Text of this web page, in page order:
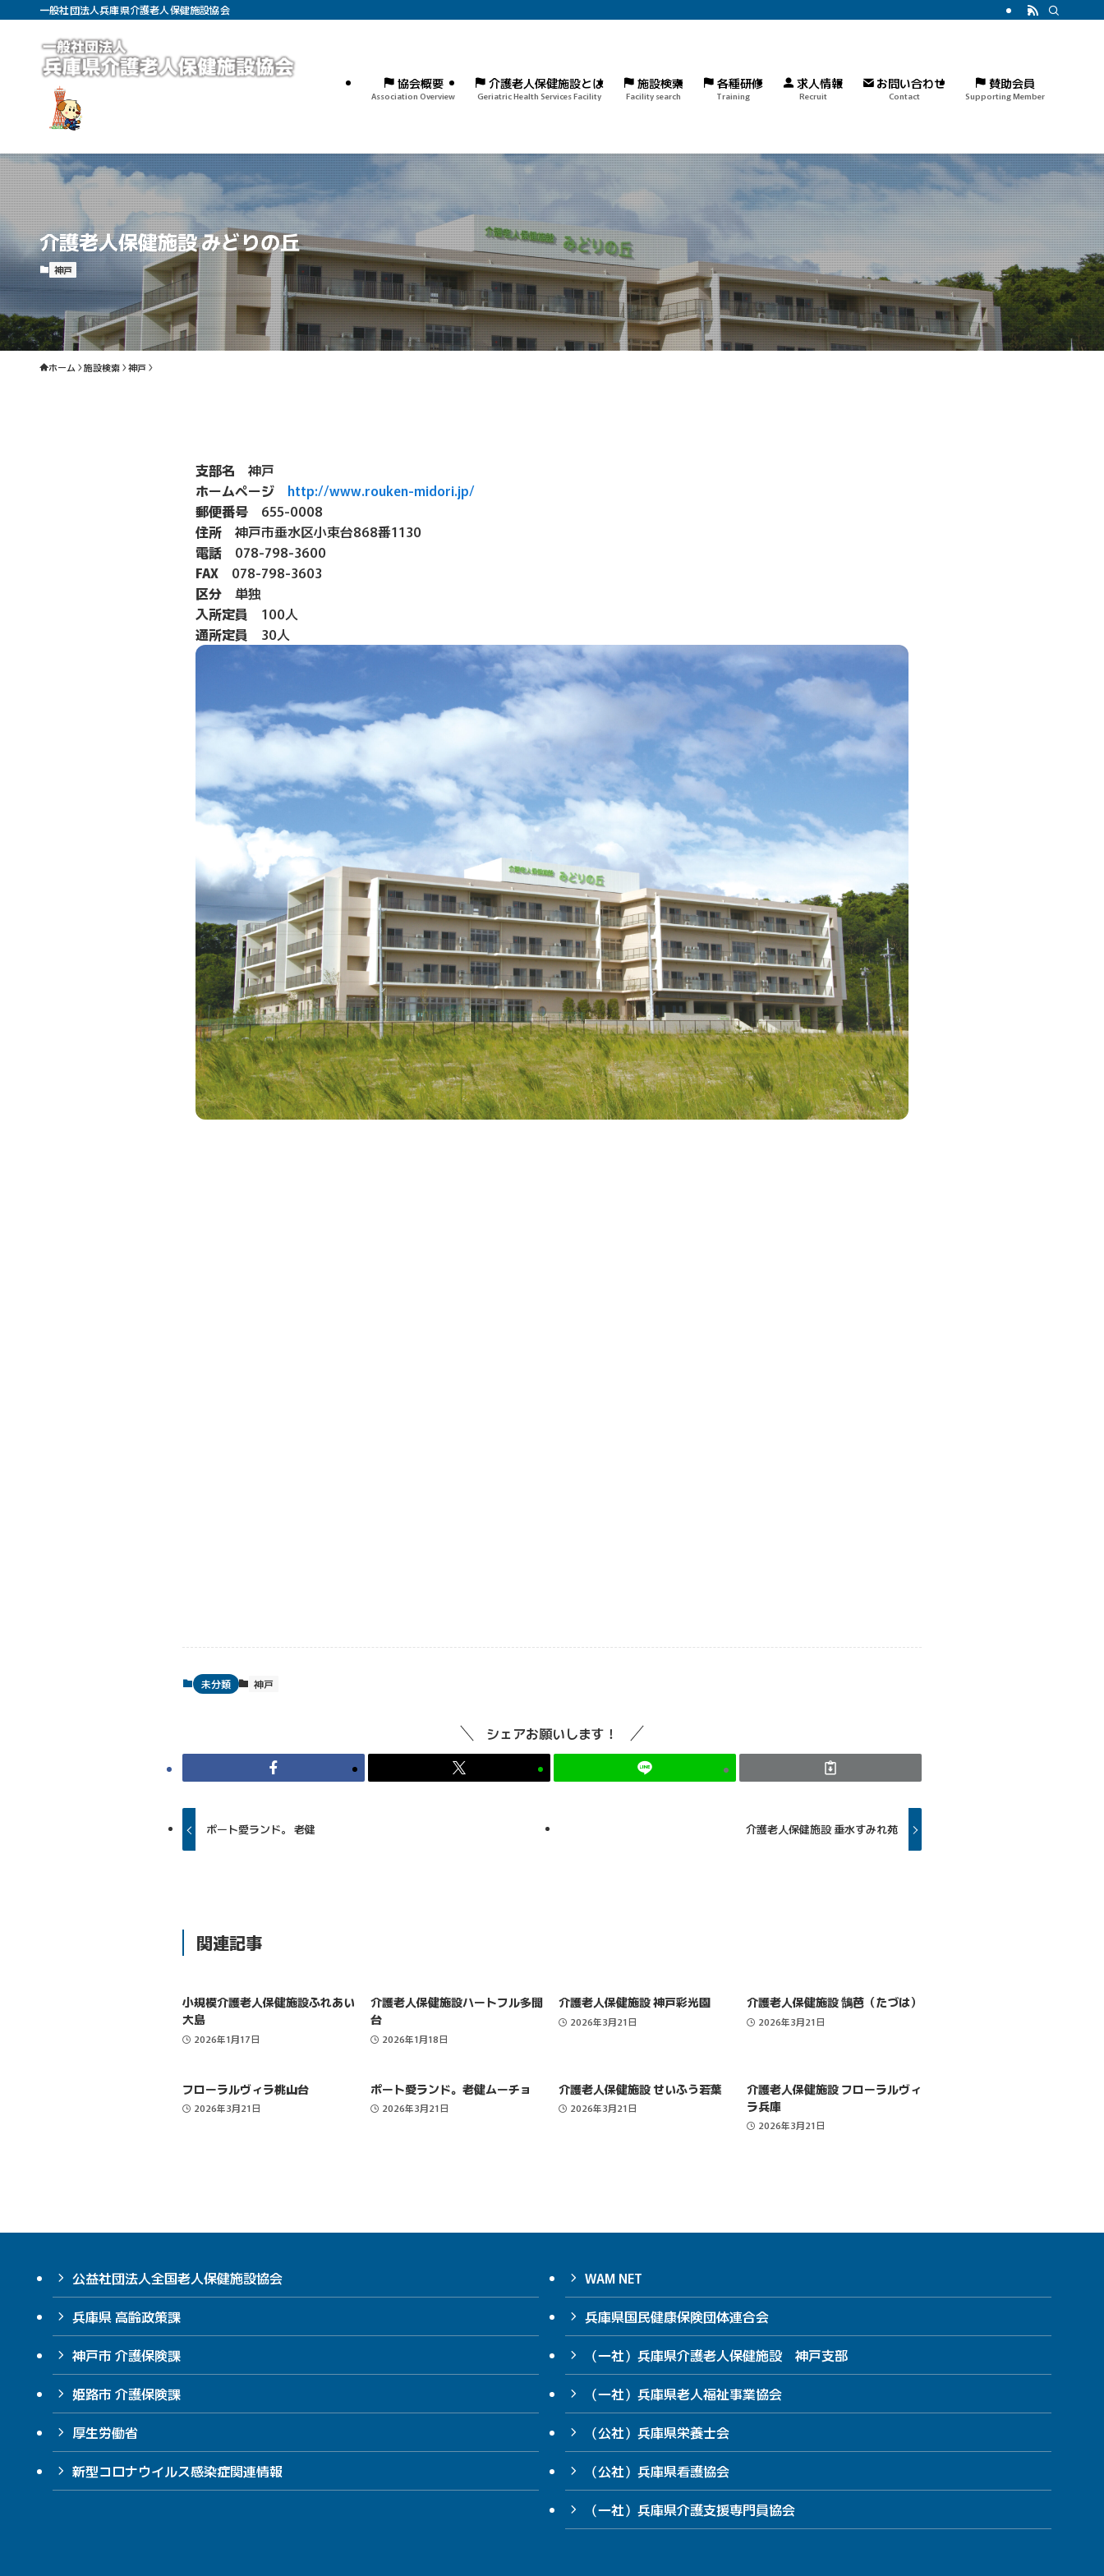
一般社団法人兵庫県介護老人保健施設協会
協会概要
Association Overview
介護老人保健施設とは
Geriatric Health Services Facility
施設検索
Facility search
各種研修
Training
求人情報
Recruit
お問い合わせ
Contact
賛助会員
Supporting Member
介護老人保健施設 みどりの丘
神戸
ホーム 施設検索 神戸
支部名 神戸
ホームページ
http://www.rouken-midori.jp/
郵便番号 655-0008
住所 神戸市垂水区小束台868番1130
電話 078-798-3600
FAX 078-798-3603
区分 単独
入所定員 100人
通所定員 30人
未分類 神戸
シェアお願いします！
ポート愛ランド。 老健 介護老人保健施設 垂水すみれ苑
関連記事
小規模介護老人保健施設ふれあい
大島
2026年1月17日
介護老人保健施設ハートフル多聞
台
2026年1月18日
介護老人保健施設 神戸彩光園
2026年3月21日
介護老人保健施設 鵠芭（たづは）
2026年3月21日
フローラルヴィラ桃山台
2026年3月21日
ポート愛ランド。老健ムーチョ
2026年3月21日
介護老人保健施設 せいふう若葉
2026年3月21日
介護老人保健施設 フローラルヴィ
ラ兵庫
2026年3月21日
公益社団法人全国老人保健施設協会
兵庫県 高齢政策課
神戸市 介護保険課
姫路市 介護保険課
厚生労働省
新型コロナウイルス感染症関連情報
WAM NET
兵庫県国民健康保険団体連合会
（一社）兵庫県介護老人保健施設 神戸支部
（一社）兵庫県老人福祉事業協会
（公社）兵庫県栄養士会
（公社）兵庫県看護協会
（一社）兵庫県介護支援専門員協会